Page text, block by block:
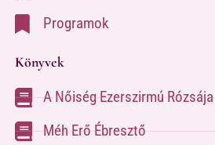
Programok
Könyvek
A Nőiség Ezerszirmú Rózsája
Méh Erő Ébresztő